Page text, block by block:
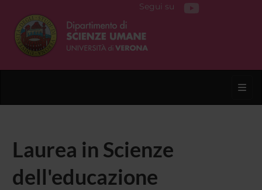
Segui su
Laurea in Scienze
dell'educazione